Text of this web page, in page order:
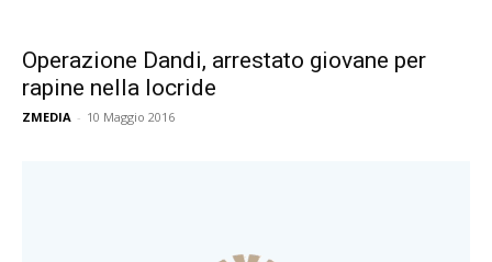
Operazione Dandi, arrestato giovane per
rapine nella locride
ZMEDIA - 10 Maggio 2016